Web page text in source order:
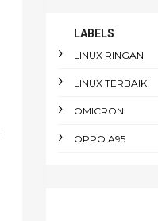
LABELS
LINUX RINGAN
LINUX TERBAIK
OMICRON
OPPO A95